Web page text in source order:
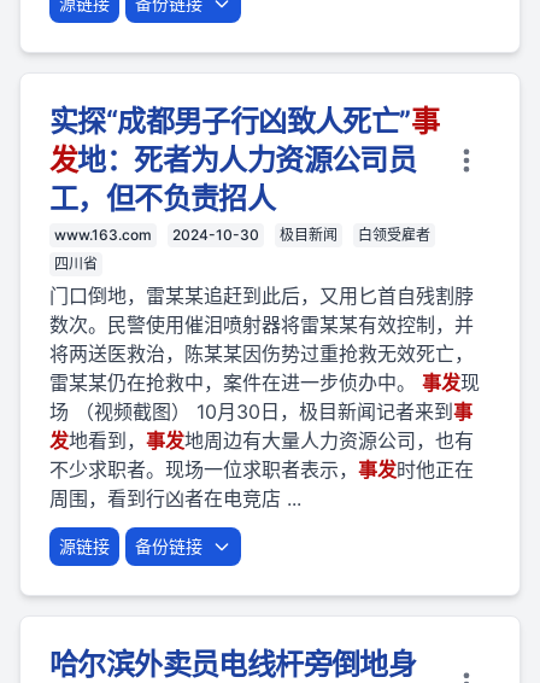
实探“成都男子行凶致人死亡”事
发地：死者为人力资源公司员
工，但不负责招人
www.163.com 2024-10-30 极目新闻
白领受雇者
四川省
门口倒地，雷某某追赶到此后，又用匕首自残割脖
数次。民警使用催泪喷射器将雷某某有效控制，并
将两送医救治，陈某某因伤势过重抢救无效死亡，
雷某某仍在抢救中，案件在进一步侦办中。 事发现
场 （视频截图） 10月30日，极目新闻记者来到 事
发地看到， 事发地周边有大量人力资源公司，也有
不少求职者。现场一位求职者表示， 事发时他正在
周围，看到行凶者在电竞店 ...
源链接 备份链接
哈尔滨外卖员电线杆旁倒地身